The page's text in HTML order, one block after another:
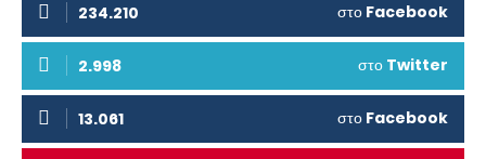
234.210 στο Facebook
2.998 στο Twitter
13.061 στο Facebook